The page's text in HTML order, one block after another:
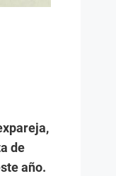
de
año.